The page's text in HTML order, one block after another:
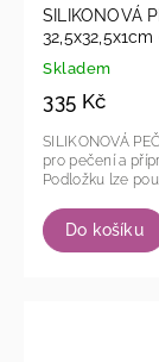
SILIKONOVÁ
Skladem
335 Kč
Do košíku
SILIKONOVÁ PEČÍCÍ
pro pečení a
Podložku lze